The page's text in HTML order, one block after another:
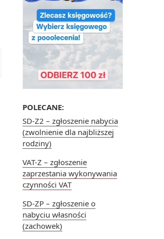
POLECANE:
SD-Z2 – zgłoszenie nabycia
(zwolnienie dla najbliższej
rodziny)
VAT-Z – zgłoszenie
zaprzestania wykonywania
czynności VAT
SD-ZP – zgłoszenie o
nabyciu własności
(zachowek)